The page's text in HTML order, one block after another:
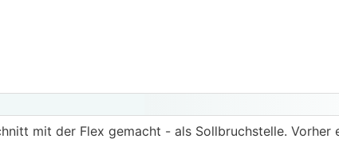
mit der Flex gemacht - als Sollbruchstelle. Vorher